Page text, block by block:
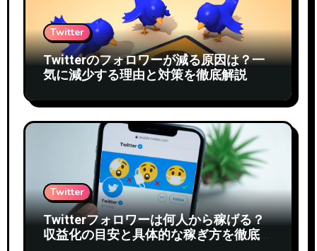
Twitter
Twitterのフォロワーが減る原因は？一
気に減少する理由と対策を徹底解説
Twitter
Twitterフォロワーは何人から稼げる？
収益化の目安と具体的な稼ぎ方を徹底解